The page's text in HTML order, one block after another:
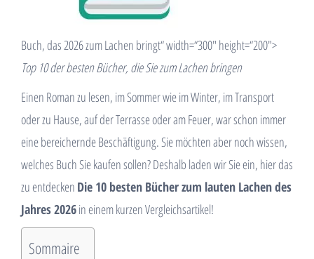
Buch, das 2026 zum Lachen bringt“ width=“300″ height=“200″>
Top 10 der besten Bücher, die Sie zum Lachen bringen
Einen Roman zu lesen, im Sommer wie im Winter, im Transport
oder zu Hause, auf der Terrasse oder am Feuer, war schon immer
eine bereichernde Beschäftigung. Sie möchten aber noch wissen,
welches Buch Sie kaufen sollen? Deshalb laden wir Sie ein, hier das
zu entdecken Die 10 besten Bücher zum lauten Lachen des
Jahres 2026in einem kurzen Vergleichsartikel!
Sommaire